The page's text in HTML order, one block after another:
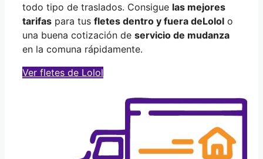
todo tipo de traslados. Consigue las mejores
tarifas para tus fletes dentro y fuera deLolol o
una buena cotización de servicio de mudanza
en la comuna rápidamente.
Ver fletes de Lolol